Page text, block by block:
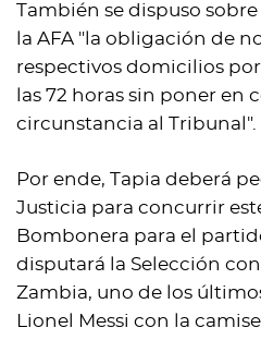
También se dispuso
la AFA "la obligación de
respectivos domicilios
las 72 horas sin poner
circunstancia al Tribunal".
Por ende, Tapia deberá
Justicia para concurrir
Bombonera para el
disputará la Selección
Zambia, uno de los
Lionel Messi con la